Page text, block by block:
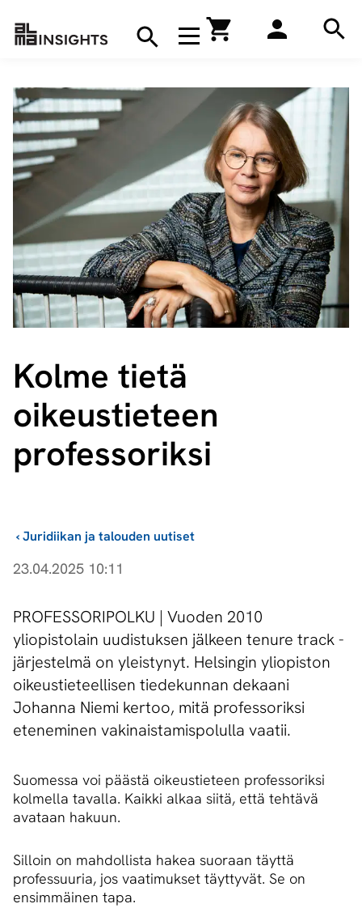
Avaa navigaatio
Hae
Kolme tietä
oikeustieteen
professoriksi
Juridiikan ja talouden uutiset
›
23.04.2025 10:11
PROFESSORIPOLKU | Vuoden 2010
yliopistolain uudistuksen jälkeen tenure track -
järjestelmä on yleistynyt. Helsingin yliopiston
oikeustieteellisen tiedekunnan dekaani
Johanna Niemi kertoo, mitä professoriksi
eteneminen vakinaistamispolulla vaatii.
Suomessa voi päästä oikeustieteen professoriksi
kolmella tavalla. Kaikki alkaa siitä, että tehtävä
avataan hakuun.
Silloin on mahdollista hakea suoraan täyttä
professuuria, jos vaatimukset täyttyvät. Se on
ensimmäinen tapa.